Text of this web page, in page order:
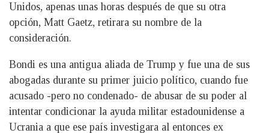
Unidos, apenas unas horas después de que su otra
opción, Matt Gaetz, retirara su nombre de la
consideración.
Bondi es una antigua aliada de Trump y fue una de sus
abogadas durante su primer juicio político, cuando fue
acusado -pero no condenado- de abusar de su poder al
intentar condicionar la ayuda militar estadounidense a
Ucrania a que ese país investigara al entonces ex